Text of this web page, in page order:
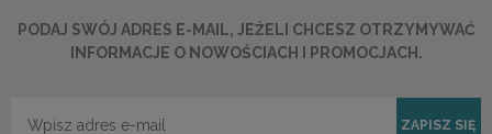
PODAJ SWÓJ ADRES E-MAIL, JEŻELI CHCESZ OTRZYMYWAĆ
INFORMACJE O NOWOŚCIACH I PROMOCJACH.
ZAPISZ SIĘ